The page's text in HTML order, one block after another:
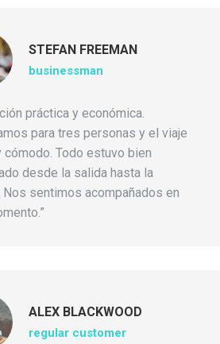
STEFAN FREEMAN
businessman
práctica y económica.
para tres personas y el viaje
cómodo. Todo estuvo bien
desde la salida hasta la
Nos sentimos acompañados en
ALEX BLACKWOOD
regular customer